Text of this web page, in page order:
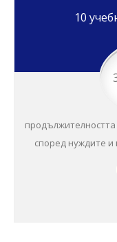
10
продължителността
според нуждите